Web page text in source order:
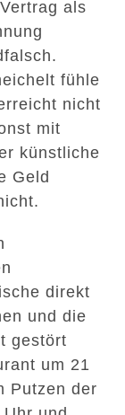
als
fühle
nicht
mit
künstliche
Geld
direkt
und die
gestört
um 21
Putzen der